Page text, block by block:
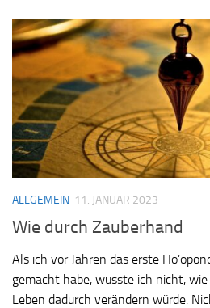
ALLGEMEIN 11. JANUAR 2023
Wie durch Zauberhand
Als ich vor Jahren das erste
gemacht habe, wusste ich nicht,
Leben dadurch verändern würde.